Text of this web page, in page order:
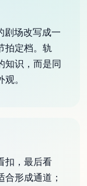
剧场改写成一
拍定档。轨
知识，而是同
。
扣，最后看
形成通道；